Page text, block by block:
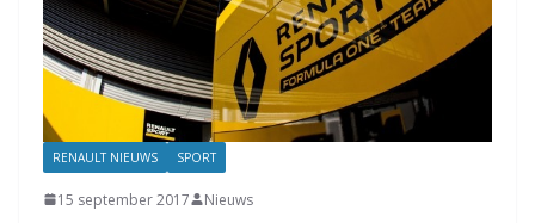
RENAULT NIEUWS SPORT
15 september 2017 Nieuws